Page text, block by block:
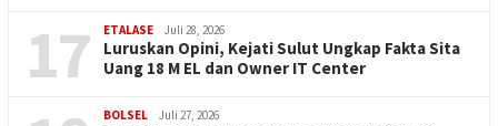
17 ETALASE Juli 28, 2026
Luruskan Opini, Kejati Sulut Ungkap Fakta Sita
Uang 18 M EL dan Owner IT Center
BOLSEL Juli 27, 2026